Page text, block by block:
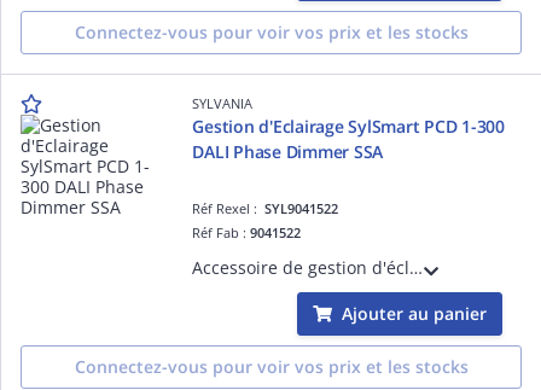
Connectez-vous pour voir vos prix et les stocks
SYLVANIA
Gestion d'Eclairage SylSmart PCD 1-300
DALI Phase Dimmer SSA
Réf Rexel :SYL9041522
Réf Fab :9041522
Accessoire de gestion d'éclairage pour luminaires équipés de la solution SylSmart - SylSmart PCD 1-300 DALI Phase Dimmer SSA
Ajouter au panier
Connectez-vous pour voir vos prix et les stocks